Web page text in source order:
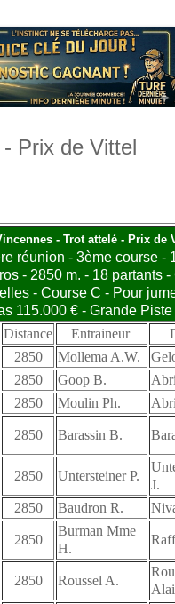
Prix de Vittel
- Trot attelé - Prix de
réunion - 3ème course -
- 2850 m. - 18 partants -
- Course C - Pour
115.000 € - Grande
Distance Entraineur
2850 Mollema A.W.
2850 Goop B.
2850 Moulin Ph.
2850 Barassin B.
2850 Untersteiner P.
J.
2850 Baudron R.
2850
Burman Mme
H.
2850 Roussel A.